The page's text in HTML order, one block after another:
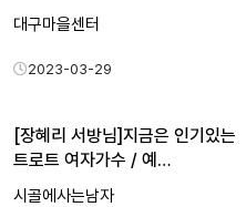
대구마을센터
2023-03-29
[장혜리 서방님]지금은 인기있는
트로트 여자가수 / 예…
시골에사는남자